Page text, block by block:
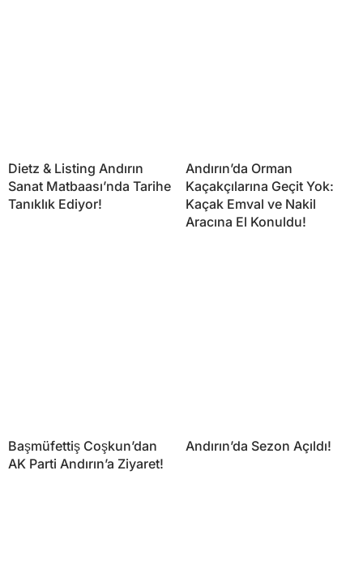
Dietz & Listing Andırın
Sanat Matbaası’nda Tarihe
Tanıklık Ediyor!
Andırın’da Orman
Kaçakçılarına Geçit Yok:
Kaçak Emval ve Nakil
Aracına El Konuldu!
Başmüfettiş Coşkun’dan
AK Parti Andırın’a Ziyaret!
Andırın’da Sezon Açıldı!